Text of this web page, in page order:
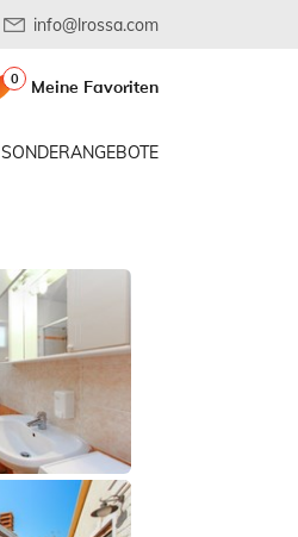
info@lrossa.com
SONDERANGEBOTE
0 Meine Favoriten